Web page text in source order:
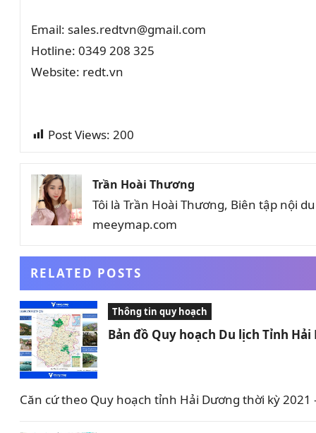
Email: sales.redtvn@gmail.com
Hotline: 0349 208 325
Website: redt.vn
Post Views: 200
Trần Hoài Thương
Tôi là Trần Hoài Thương, Biên tập nội
meeymap.com
RELATED POSTS
Thông tin quy hoạch
Bản đồ Quy hoạch Du lịch Tỉnh
Căn cứ theo Quy hoạch tỉnh Hải Dương thời kỳ